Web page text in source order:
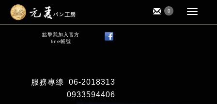
0
點擊我加入官方
line帳號
服務專線
06-2018313
0933594406